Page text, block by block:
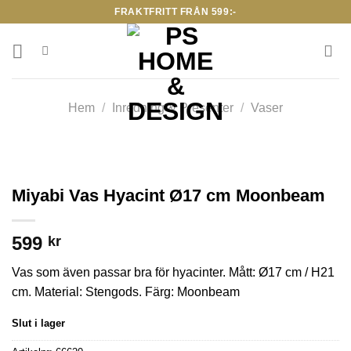
content
FRAKTFRITT FRÅN 599:-
Hem / Inredning & Presenter / Vaser
Miyabi Vas Hyacint Ø17 cm Moonbeam
599 kr
Vas som även passar bra för hyacinter. Mått: Ø17 cm / H21
cm. Material: Stengods. Färg: Moonbeam
Slut i lager